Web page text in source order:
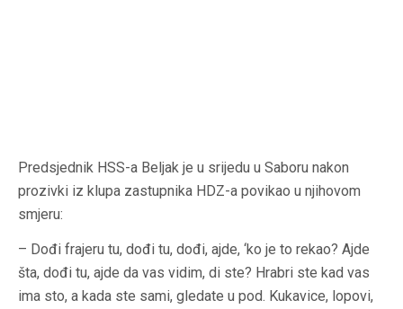
Predsjednik HSS-a Beljak je u srijedu u Saboru nakon
prozivki iz klupa zastupnika HDZ-a povikao u njihovom
smjeru:
– Dođi frajeru tu, dođi tu, dođi, ajde, ‘ko je to rekao? Ajde
šta, dođi tu, ajde da vas vidim, di ste? Hrabri ste kad vas
ima sto, a kada ste sami, gledate u pod. Kukavice, lopovi,